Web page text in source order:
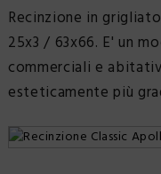
Recinzione Classic Apollo -
Edilgrid di Poggio Torriana
Recinzione in
25x3 / 63x66. E' un
commerciali e
esteticamente più